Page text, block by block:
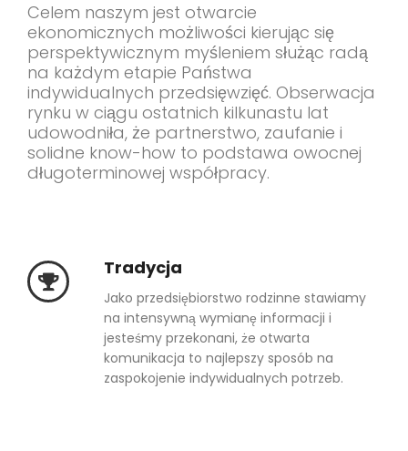
Celem naszym jest otwarcie
ekonomicznych możliwości kierując się
perspektywicznym myśleniem służąc radą
na każdym etapie Państwa
indywidualnych przedsięwzięć. Obserwacja
rynku w ciągu ostatnich kilkunastu lat
udowodniła, że partnerstwo, zaufanie i
solidne know-how to podstawa owocnej
długoterminowej współpracy.
Tradycja
Jako przedsiębiorstwo rodzinne stawiamy
na intensywną wymianę informacji i
jesteśmy przekonani, że otwarta
komunikacja to najlepszy sposób na
zaspokojenie indywidualnych potrzeb.